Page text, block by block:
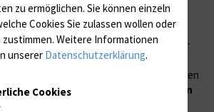
im Rahmen der DFG
FOR2591 ist die Einschätzung der
der Progression von chronischer
Cholestase- und
induzierter Leberfibrose. Hier untersuchen
zurBelastungsbeurteilung von
zu ermöglichen. Sie können einzeln
Cookies Sie zulassen wollen oder
zustimmen. Weitere Informationen
unserer Datenschutzerklärung.
Cookies